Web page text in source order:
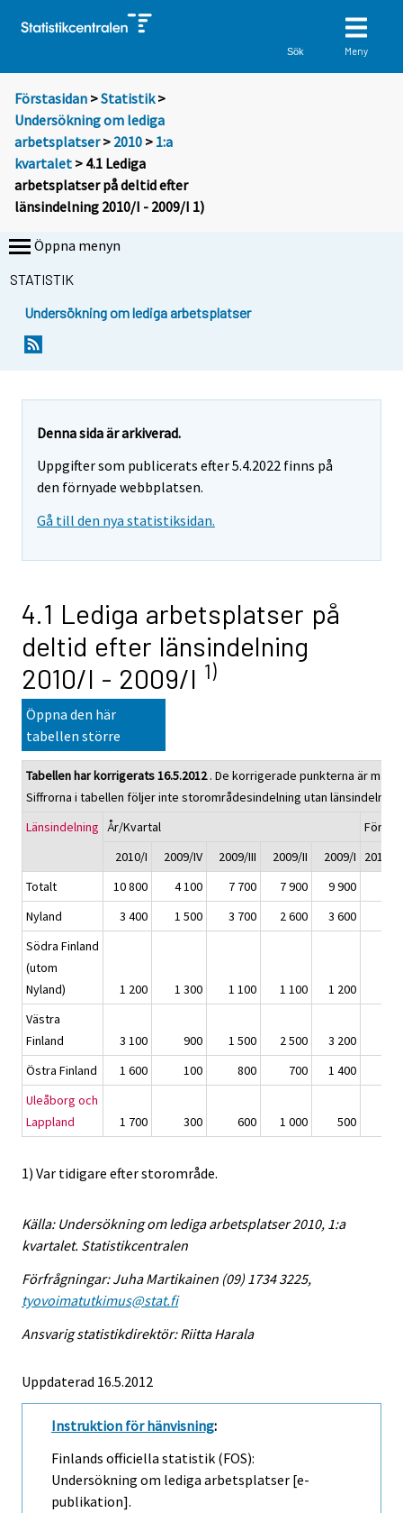
Sök Meny
Förstasidan >Statistik >
Undersökning om lediga
arbetsplatser> 2010 > 1:a
kvartalet > 4.1 Lediga
arbetsplatser på deltid efter
länsindelning 2010/I - 2009/I 1)
Öppna menyn
STATISTIK
Undersökning om lediga arbetsplatser
Denna sida är arkiverad.
Uppgifter som publicerats efter 5.4.2022 finns på
den förnyade webbplatsen.
Gå till den nya statistiksidan.
4.1 Lediga arbetsplatser på
deltid efter länsindelning
2010/I - 2009/I 1)
Öppna den här
tabellen större
Tabellen har korrigerats 16.5.2012. De korrigerade punkterna är
Siffrorna i tabellen följer inte storområdesindelning utan länsindelning.
Länsindelning År/Kvartal
2010/I
2009/IV 2009/III 2009/II 2009/I
2010/I
Totalt
10 800 4 100 7 700 7 900
9 900
Nyland
3 400 1 500 3 700 2 600
3 600
Södra Finland
(utom
Nyland)
1 200 1 300 1 100 1 100
1 200
Västra
Finland
3 100 900 1 500 2 500
3 200
Östra Finland
1 600 100 800 700
1 400
Uleåborg och
Lappland
1 700 300 600 1 000 500
1) Var tidigare efter storområde.
Källa: Undersökning om lediga arbetsplatser 2010, 1:a
kvartalet. Statistikcentralen
Förfrågningar: Juha Martikainen (09) 1734 3225,
tyovoimatutkimus@stat.fi
Ansvarig statistikdirektör: Riitta Harala
Uppdaterad 16.5.2012
Instruktion för hänvisning:
Finlands officiella statistik (FOS):
Undersökning om lediga arbetsplatser [e-
publikation].